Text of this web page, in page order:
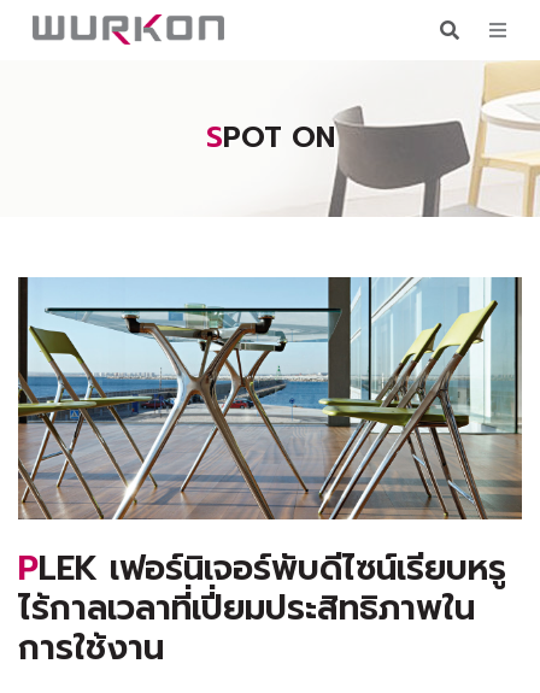
SPOT ON
PLEK เฟอร์นิเจอร์พับดีไซน์เรียบหรู
ไร้กาลเวลาที่เปี่ยมประสิทธิภาพใน
การใช้งาน